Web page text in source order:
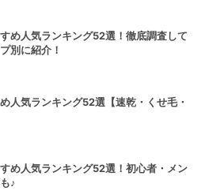
め人気ランキング52選！徹底調査して
別に紹介！
人気ランキング52選【速乾・くせ毛・
め人気ランキング52選！初心者・メン
♪